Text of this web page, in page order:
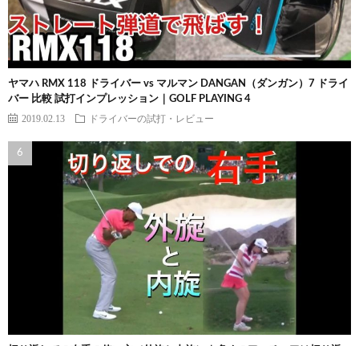
ヤマハ RMX 118 ドライバー vs マルマン DANGAN（ダンガン）7 ドライ
バー 比較 試打インプレッション｜GOLF PLAYING 4
2019.02.13 ドライバーの試打・レビュー